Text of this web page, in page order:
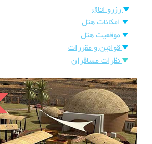
اصفهان
های
شیراز
هتل
های
رزرو اتاق
امکانات هتل
موقعیت هتل
قوانین و مقررات
نظرات مسافران